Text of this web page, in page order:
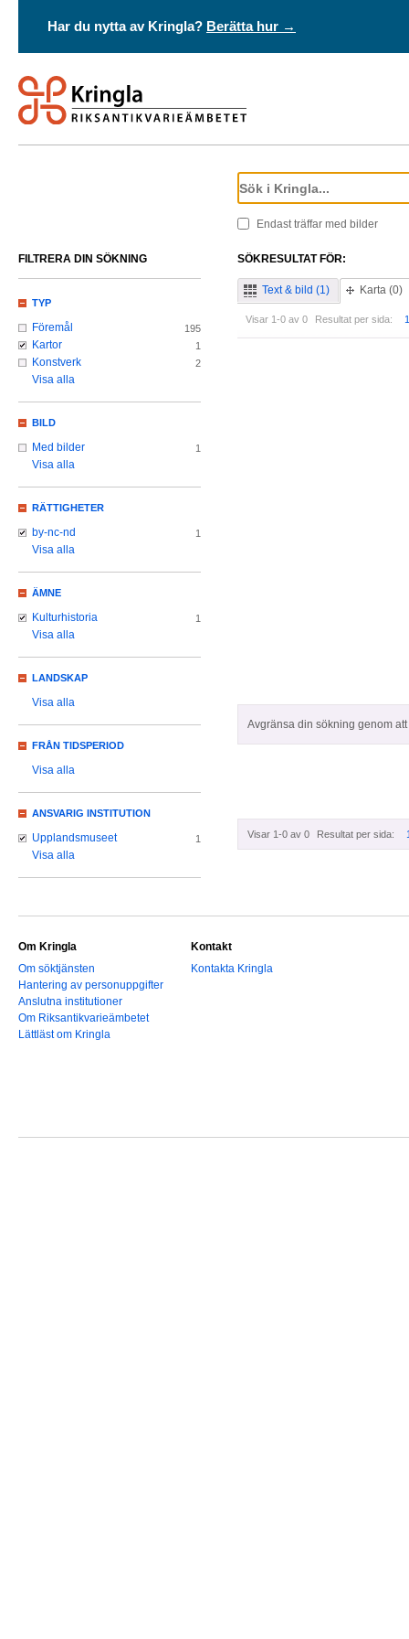
Har du nytta av Kringla? Berätta hur →
Endast träffar med bilder
SÖKRESULTAT FÖR:
Text & bild (1) Karta (0)
Visar 1-0 av 0 Resultat per sida:
Avgränsa din sökning genom
Visar 1-0 av 0 Resultat per sida:
FILTRERA DIN SÖKNING
TYP
Föremål 195
Kartor 1
Konstverk 2
Visa alla
BILD
Med bilder 1
Visa alla
RÄTTIGHETER
by-nc-nd 1
Visa alla
ÄMNE
Kulturhistoria 1
Visa alla
LANDSKAP
Visa alla
FRÅN TIDSPERIOD
Visa alla
ANSVARIG INSTITUTION
Upplandsmuseet 1
Visa alla
Om Kringla
Om söktjänsten
Hantering av personuppgifter
Anslutna institutioner
Om Riksantikvarieämbetet
Lättläst om Kringla
Kontakt
Kontakta Kringla